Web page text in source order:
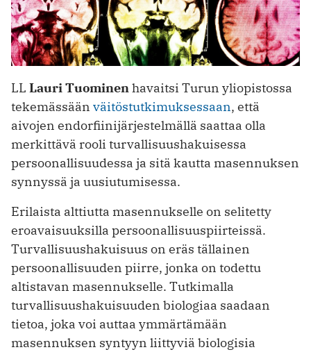
LL Lauri Tuominenhavaitsi Turun yliopistossa
tekemässään väitöstutkimuksessaan, että
aivojen endorfiinijärjestelmällä saattaa olla
merkittävä rooli turvallisuushakuisessa
persoonallisuudessa ja sitä kautta masennuksen
synnyssä ja uusiutumisessa.
Erilaista alttiutta masennukselle on selitetty
eroavaisuuksilla persoonallisuuspiirteissä.
Turvallisuushakuisuus on eräs tällainen
persoonallisuuden piirre, jonka on todettu
altistavan masennukselle. Tutkimalla
turvallisuushakuisuuden biologiaa saadaan
tietoa, joka voi auttaa ymmärtämään
masennuksen syntyyn liittyviä biologisia